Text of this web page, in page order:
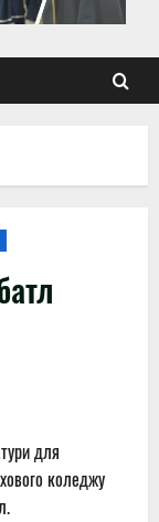
для
коледжу